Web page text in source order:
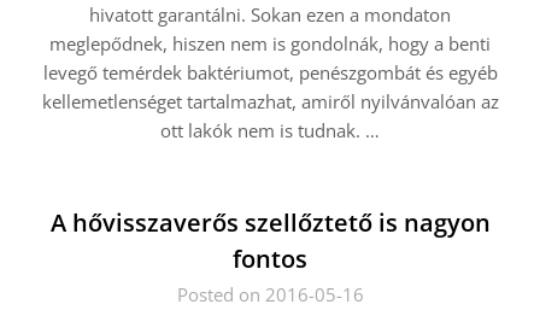
hivatott garantálni. Sokan ezen a mondaton
meglepődnek, hiszen nem is gondolnák, hogy a benti
levegő temérdek baktériumot, penészgombát és egyéb
kellemetlenséget tartalmazhat, amiről nyilvánvalóan az
ott lakók nem is tudnak. …
A hővisszaverős szellőztető is nagyon
fontos
Posted on 2016-05-16